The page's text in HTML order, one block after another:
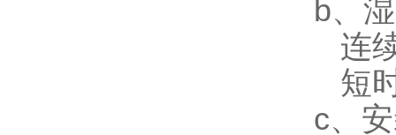
b、
连
短
c、